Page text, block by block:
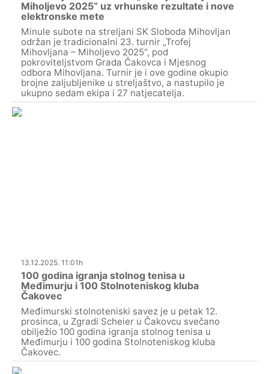
Miholjevo 2025“ uz vrhunske rezultate i nove
elektronske mete
Minule subote na streljani SK Sloboda Mihovljan
održan je tradicionalni 23. turnir „Trofej
Mihovljana – Miholjevo 2025“, pod
pokroviteljstvom Grada Čakovca i Mjesnog
odbora Mihovljana. Turnir je i ove godine okupio
brojne zaljubljenike u streljaštvo, a nastupilo je
ukupno sedam ekipa i 27 natjecatelja.
13.12.2025. 11:01h
100 godina igranja stolnog tenisa u
Međimurju i 100 Stolnoteniskog kluba
Čakovec
Međimurski stolnoteniski savez je u petak 12.
prosinca, u Zgradi Scheier u Čakovcu svečano
obilježio 100 godina igranja stolnog tenisa u
Međimurju i 100 godina Stolnoteniskog kluba
Čakovec.